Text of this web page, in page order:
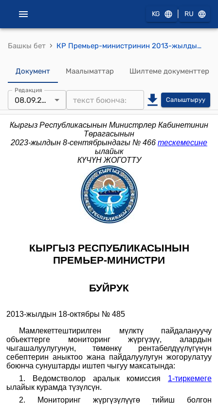
KG RU
Башкы бет › КР Премьер-министринин 2013-жылдын 18-октябрындагы № 485 (Ведомстволор аралык комиссия түзүү боюнча) буйругу
Документ Маалыматтар Шилтеме документтер
Редакция
08.09.2023 Салыштыруу